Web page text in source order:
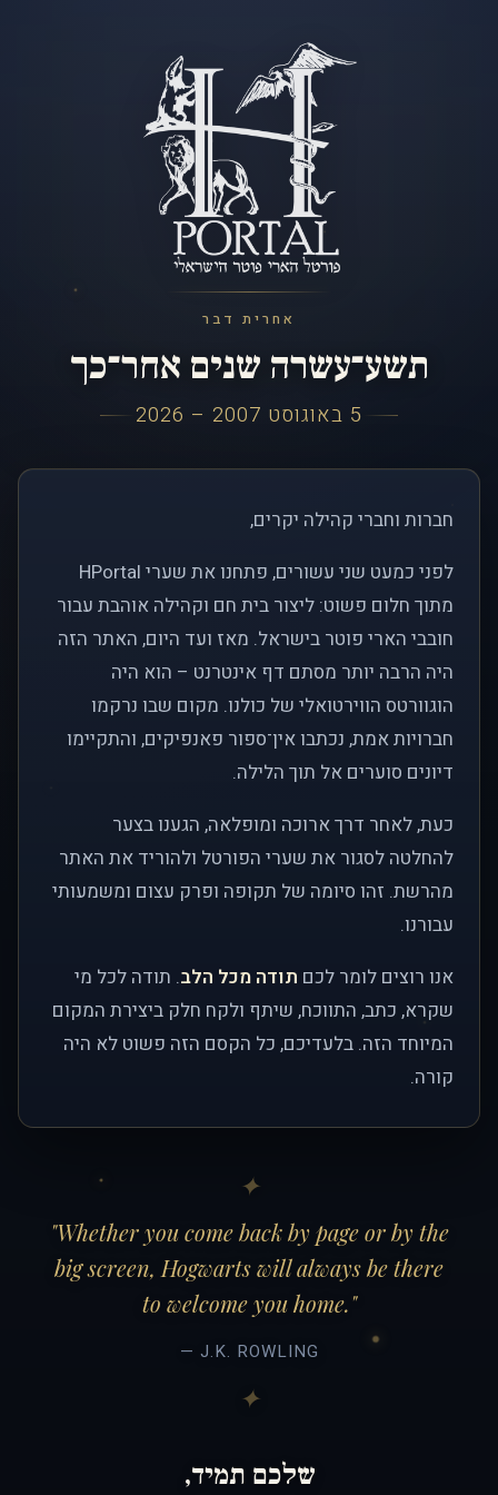
אחרית דבר
תשע־עשרה שנים אחר־כך
5 באוגוסט 2007 – 2026
חברות וחברי קהילה יקרים,
לפני כמעט שני עשורים, פתחנו את שערי HPortal
מתוך חלום פשוט: ליצור בית חם וקהילה אוהבת עבור
חובבי הארי פוטר בישראל. מאז ועד היום, האתר הזה
היה הרבה יותר מסתם דף אינטרנט – הוא היה
הוגוורטס הווירטואלי של כולנו. מקום שבו נרקמו
חברויות אמת, נכתבו אין־ספור פאנפיקים, והתקיימו
דיונים סוערים אל תוך הלילה.
כעת, לאחר דרך ארוכה ומופלאה, הגענו בצער
להחלטה לסגור את שערי הפורטל ולהוריד את האתר
מהרשת. זהו סיומה של תקופה ופרק עצום ומשמעותי
עבורנו.
אנו רוצים לומר לכם תודה מכל הלב. תודה לכל מי
שקרא, כתב, התווכח, שיתף ולקח חלק ביצירת המקום
המיוחד הזה. בלעדיכם, כל הקסם הזה פשוט לא היה
קורה.
"Whether you come back by page or by the
big screen, Hogwarts will always be there
to welcome you home."
— J.K. ROWLING
שלכם תמיד,